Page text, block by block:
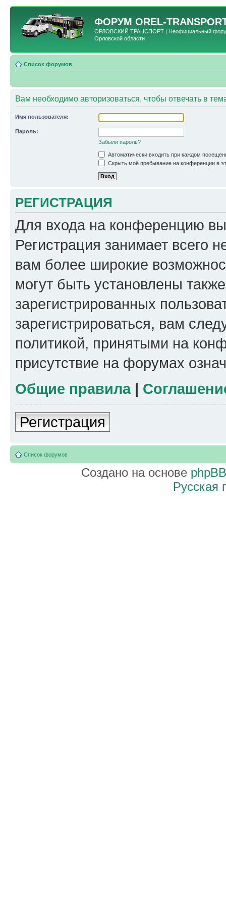
ФОРУМ OREL-
ОРЛОВСКИЙ ТРАНСПОРТ | Неофициальный форум
Орловской области
Список форумов
Вам необходимо авторизоваться, чтобы отвечать в
Имя пользователя:
Пароль:
Забыли пароль?
Автоматически входить при каждом
Скрыть моё пребывание на конференции в
РЕГИСТРАЦИЯ
Для входа на конференцию
Регистрация занимает всего
вам более широкие
могут быть установлены
зарегистрированных
зарегистрироваться, вам
политикой, принятыми на
присутствие на форумах
Общие правила|
Регистрация
Список форумов
Создано на основе phpBB
Русская